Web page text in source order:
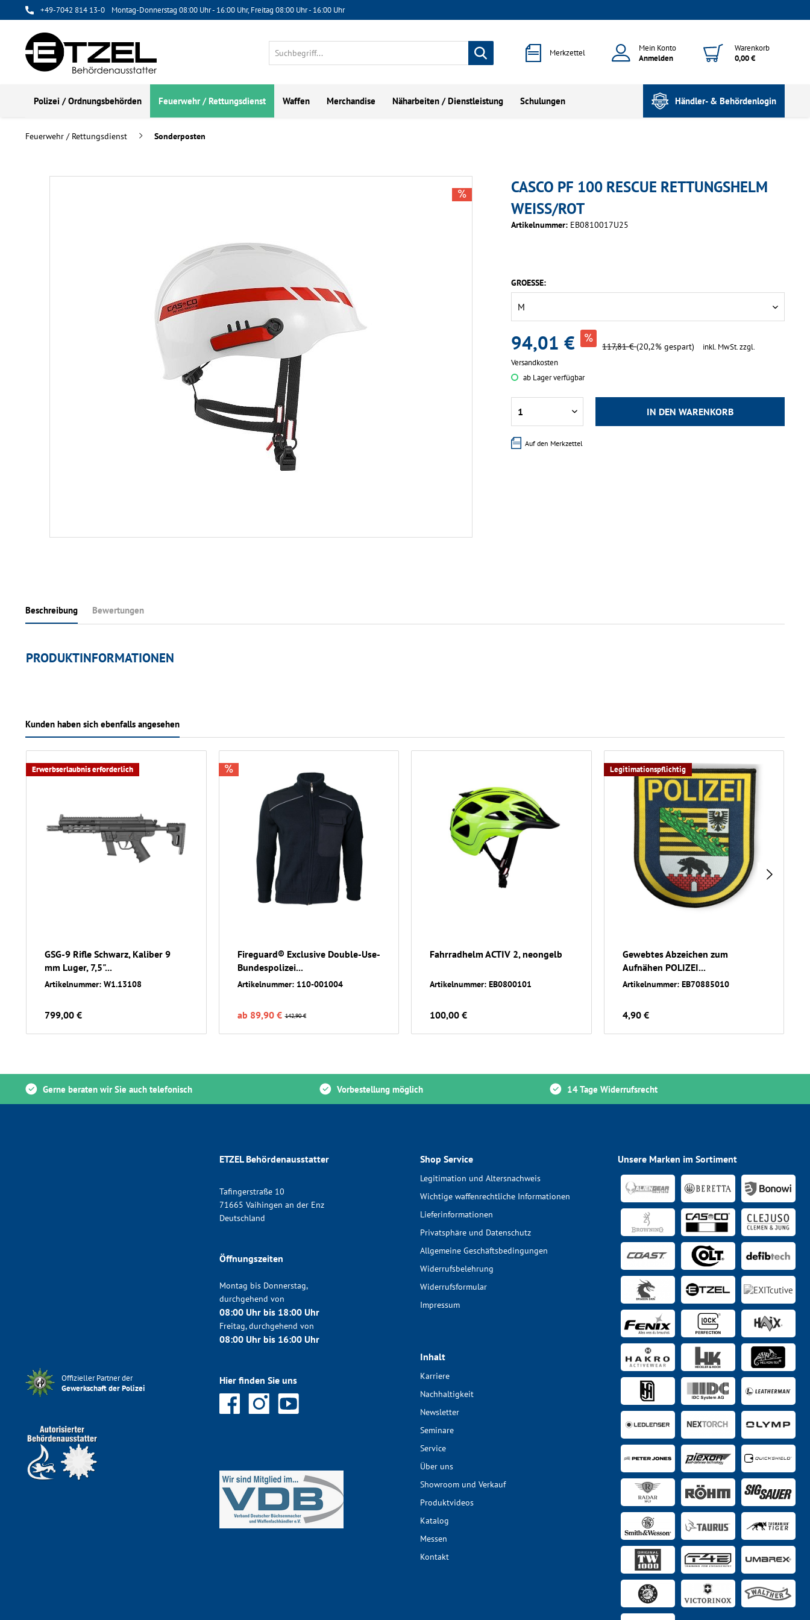
+49-7042 814 13-0 Montag-Donnerstag 08:00 Uhr - 16:00 Uhr, Freitag 08:00 Uhr - 16:00 Uhr
Merkzettel
Mein Konto
Anmelden
Warenkorb
0,00 €
Polizei / Ordnungsbehörden Feuerwehr / Rettungsdienst Waffen Merchandise Näharbeiten / Dienstleistung Schulungen Händler- & Behördenlogin
Feuerwehr / Rettungsdienst Sonderposten
CASCO PF 100 RESCUE RETTUNGSHELM
WEISS/ROT
Artikelnummer: EB0810017U25
GROESSE:
94,01 € 117,81 €(20,2% gespart) inkl. MwSt.zzgl.
Versandkosten
ab Lager verfügbar
IN DEN WARENKORB
Auf den Merkzettel
Beschreibung Bewertungen
PRODUKTINFORMATIONEN
Kunden haben sich ebenfalls angesehen
Erwerbserlaubnis erforderlich
GSG-9 Rifle Schwarz, Kaliber 9
mm Luger, 7,5"...
Artikelnummer: W1.13108
799,00 €
Fireguard® Exclusive Double-Use-
Bundespolizei...
Artikelnummer: 110-001004
142,90 €
ab 89,90 €
Fahrradhelm ACTIV 2, neongelb
Artikelnummer: EB0800101
100,00 €
Legitimationspflichtig
Gewebtes Abzeichen zum
Aufnähen POLIZEI...
Artikelnummer: EB70885010
4,90 €
Gerne beraten wir Sie auch telefonisch Vorbestellung möglich 14 Tage Widerrufsrecht
Offizieller Partner der
Gewerkschaft der Polizei
ETZEL Behördenausstatter
Tafingerstraße 10
71665 Vaihingen an der Enz
Deutschland
Öffnungszeiten
Montag bis Donnerstag,
durchgehend von
08:00 Uhr bis 18:00 Uhr
Freitag, durchgehend von
08:00 Uhr bis 16:00 Uhr
Hier finden Sie uns
Shop Service
Legitimation und Altersnachweis
Wichtige waffenrechtliche Informationen
Lieferinformationen
Privatsphäre und Datenschutz
Allgemeine Geschäftsbedingungen
Widerrufsbelehrung
Widerrufsformular
Impressum
Inhalt
Karriere
Nachhaltigkeit
Newsletter
Seminare
Service
Über uns
Showroom und Verkauf
Produktvideos
Katalog
Messen
Kontakt
Unsere Marken im Sortiment